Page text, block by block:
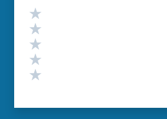
Valutazione